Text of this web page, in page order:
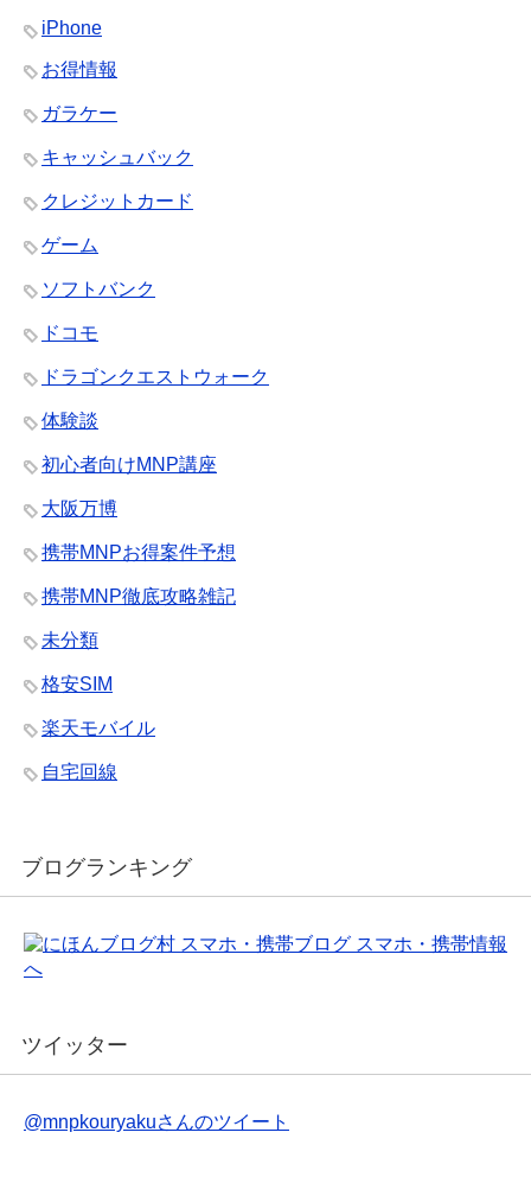
iPhone
お得情報
ガラケー
キャッシュバック
クレジットカード
ゲーム
ソフトバンク
ドコモ
ドラゴンクエストウォーク
体験談
初心者向けMNP講座
大阪万博
携帯MNPお得案件予想
携帯MNP徹底攻略雑記
未分類
格安SIM
楽天モバイル
自宅回線
ブログランキング
ツイッター
@mnpkouryakuさんのツイート